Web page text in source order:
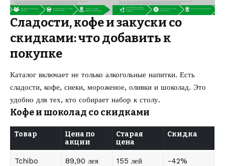
Сладости, кофе и закуски со
скидками: что добавить к
покупке
Каталог включает не только алкогольные напитки. Есть
сладости, кофе, снеки, мороженое, оливки и шоколад. Это
удобно для тех, кто собирает набор к столу.
Кофе и шоколад со скидками
Товар
Цена по
акции
Старая
цена
Скидка
Tchibo
89,90 лея 155 лей -42%